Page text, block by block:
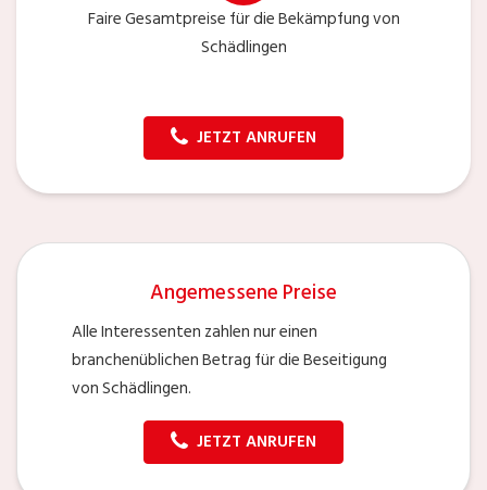
Faire Gesamtpreise für die Bekämpfung von
Schädlingen
JETZT ANRUFEN
Angemessene Preise
Alle Interessenten zahlen nur einen
branchenüblichen Betrag für die Beseitigung
von Schädlingen.
JETZT ANRUFEN